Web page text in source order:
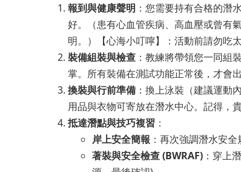
報到與健康聲明 ：您需要持有合格的潛
好。（患有心血管疾病、高血壓或曾有
明。）【心海小叮嚀】：活動前請勿吃
裝備組裝與檢查 ：教練將帶領您一同組
掌。所有裝備在測試功能正常後，才會出
換裝與行前準備 ：換上泳裝（建議運動
用品與衣物可寄放在潛水中心。記得，
抵達潛點與技巧複習 ：
岸上安全簡報 ：再次強調潛水安全
著裝與安全檢查 (BWRAF) ：穿上